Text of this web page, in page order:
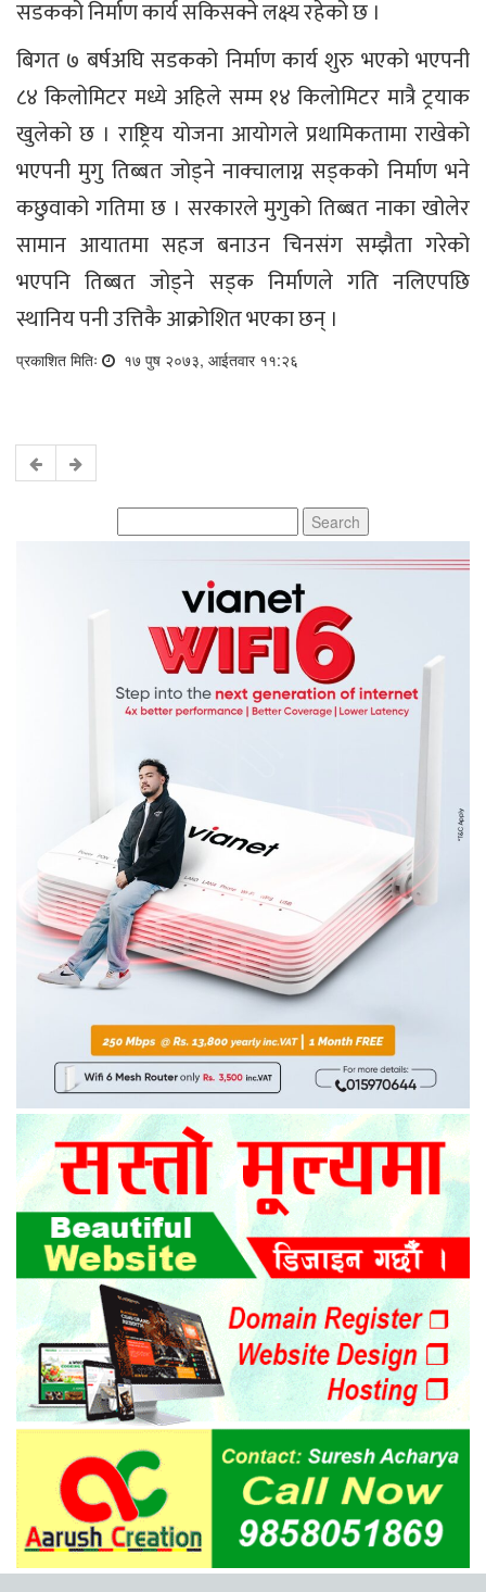
सडकको निर्माण कार्य सकिसक्ने लक्ष्य रहेको छ ।
बिगत ७ बर्षअघि सडकको निर्माण कार्य शुरु भएको भएपनी
८४ किलोमिटर मध्ये अहिले सम्म १४ किलोमिटर मात्रै ट्रयाक
खुलेको छ । राष्ट्रिय योजना आयोगले प्रथामिकतामा राखेको
भएपनी मुगु तिब्बत जोड्ने नाक्चालाग्न सड्कको निर्माण भने
कछुवाको गतिमा छ । सरकारले मुगुको तिब्बत नाका खोलेर
सामान आयातमा सहज बनाउन चिनसंग सम्झैता गरेको
भएपनि तिब्बत जोड्ने सड्क निर्माणले गति नलिएपछि
स्थानिय पनी उत्तिकै आक्रोशित भएका छन् ।
प्रकाशित मितिः १७ पुष २०७३, आईतवार ११:२६
for: